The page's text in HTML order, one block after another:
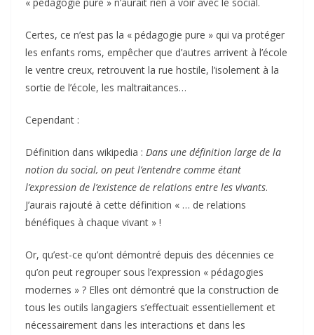
Certes, ce n’est pas la « pédagogie pure » qui va protéger
les enfants roms, empêcher que d’autres arrivent à l’école
le ventre creux, retrouvent la rue hostile, l’isolement à la
sortie de l’école, les maltraitances…
Cependant :
Définition dans wikipedia : Dans une définition large de la
notion du social, on peut l’entendre comme étant
l’expression de l’existence de relations entre les vivants.
J’aurais rajouté à cette définition « … de relations
bénéfiques à chaque vivant » !
Or, qu’est-ce qu’ont démontré depuis des décennies ce
qu’on peut regrouper sous l’expression « pédagogies
modernes » ? Elles ont démontré que la construction de
tous les outils langagiers s’effectuait essentiellement et
nécessairement dans les interactions et dans les